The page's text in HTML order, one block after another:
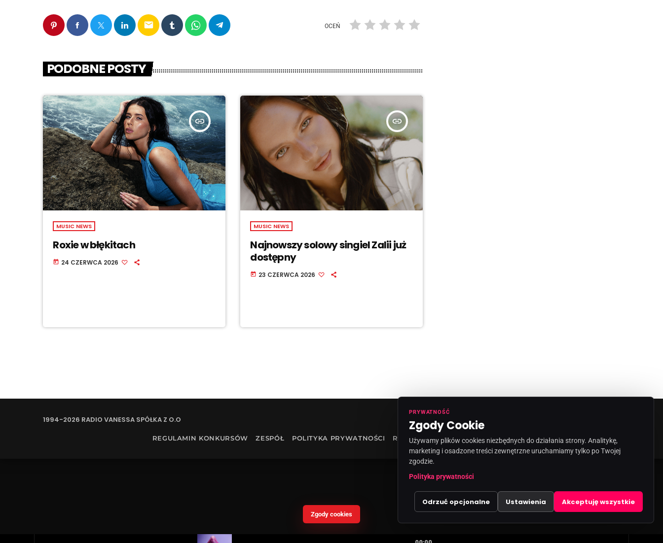
email OCEŃ
PODOBNE POSTY
insert_link
MUSIC NEWS
Roxie w błękitach
today 24 CZERWCA 2026
insert_link
MUSIC NEWS
Najnowszy solowy singiel Zalii już
dostępny
today 23 CZERWCA 2026
1994-2026 RADIO VANESSA SPÓŁKA Z O.O
REGULAMIN KONKURSÓW ZESPÓŁ POLITYKA PRYWATNOŚCI RODO INFORMACJA O NADAWCY KONTAKT
PRYWATNOŚĆ
Zgody Cookie
Używamy plików cookies niezbędnych do działania strony. Analitykę,
marketing i osadzone treści zewnętrzne uruchamiamy tylko po Twojej
zgodzie.
Polityka prywatności
Odrzuć opcjonalne Ustawienia Akceptuję wszystkie
Zgody cookies